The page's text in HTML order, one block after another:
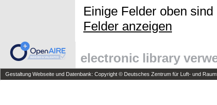
Einige Felder oben
Felder anzeigen
electronic library
Gestaltung Webseite und Datenbank: Copyright © Deutsches Zentrum für Luft- und